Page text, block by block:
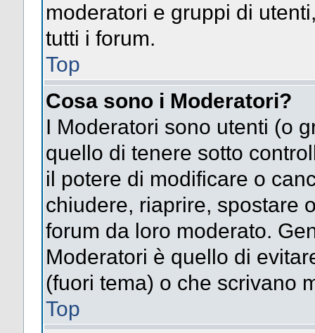
moderatori e gruppi di
tutti i forum.
Top
Cosa sono i Moderatori?
I Moderatori sono utenti (o
quello di tenere sotto
il potere di modificare o
chiudere, riaprire, spostare
forum da loro moderato.
Moderatori è quello di
(fuori tema) o che scrivano
Top